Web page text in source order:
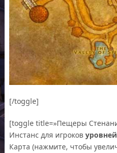
[/toggle]
[toggle title=»Пещеры
Инстанс для игроков
Карта (нажмите, чтобы